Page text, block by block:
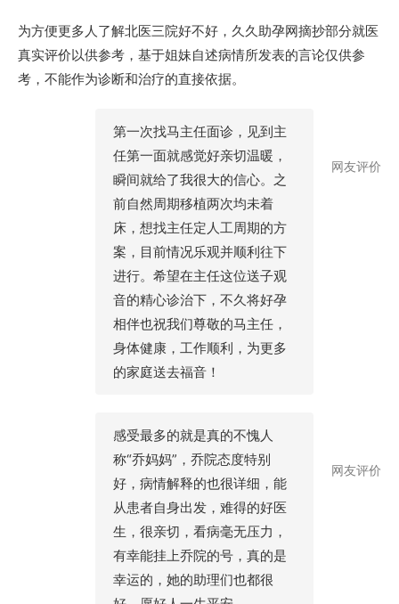
为方便更多人了解北医三院好不好，久久助孕网摘抄部分就医
真实评价以供参考，基于姐妹自述病情所发表的言论仅供参
考，不能作为诊断和治疗的直接依据。
第一次找马主任面诊，见到主
任第一面就感觉好亲切温暖，
瞬间就给了我很大的信心。之
前自然周期移植两次均未着
床，想找主任定人工周期的方
案，目前情况乐观并顺利往下
进行。希望在主任这位送子观
音的精心诊治下，不久将好孕
相伴也祝我们尊敬的马主任，
身体健康，工作顺利，为更多
的家庭送去福音！
网友评价
感受最多的就是真的不愧人
称“乔妈妈”，乔院态度特别
好，病情解释的也很详细，能
从患者自身出发，难得的好医
生，很亲切，看病毫无压力，
有幸能挂上乔院的号，真的是
幸运的，她的助理们也都很
网友评价